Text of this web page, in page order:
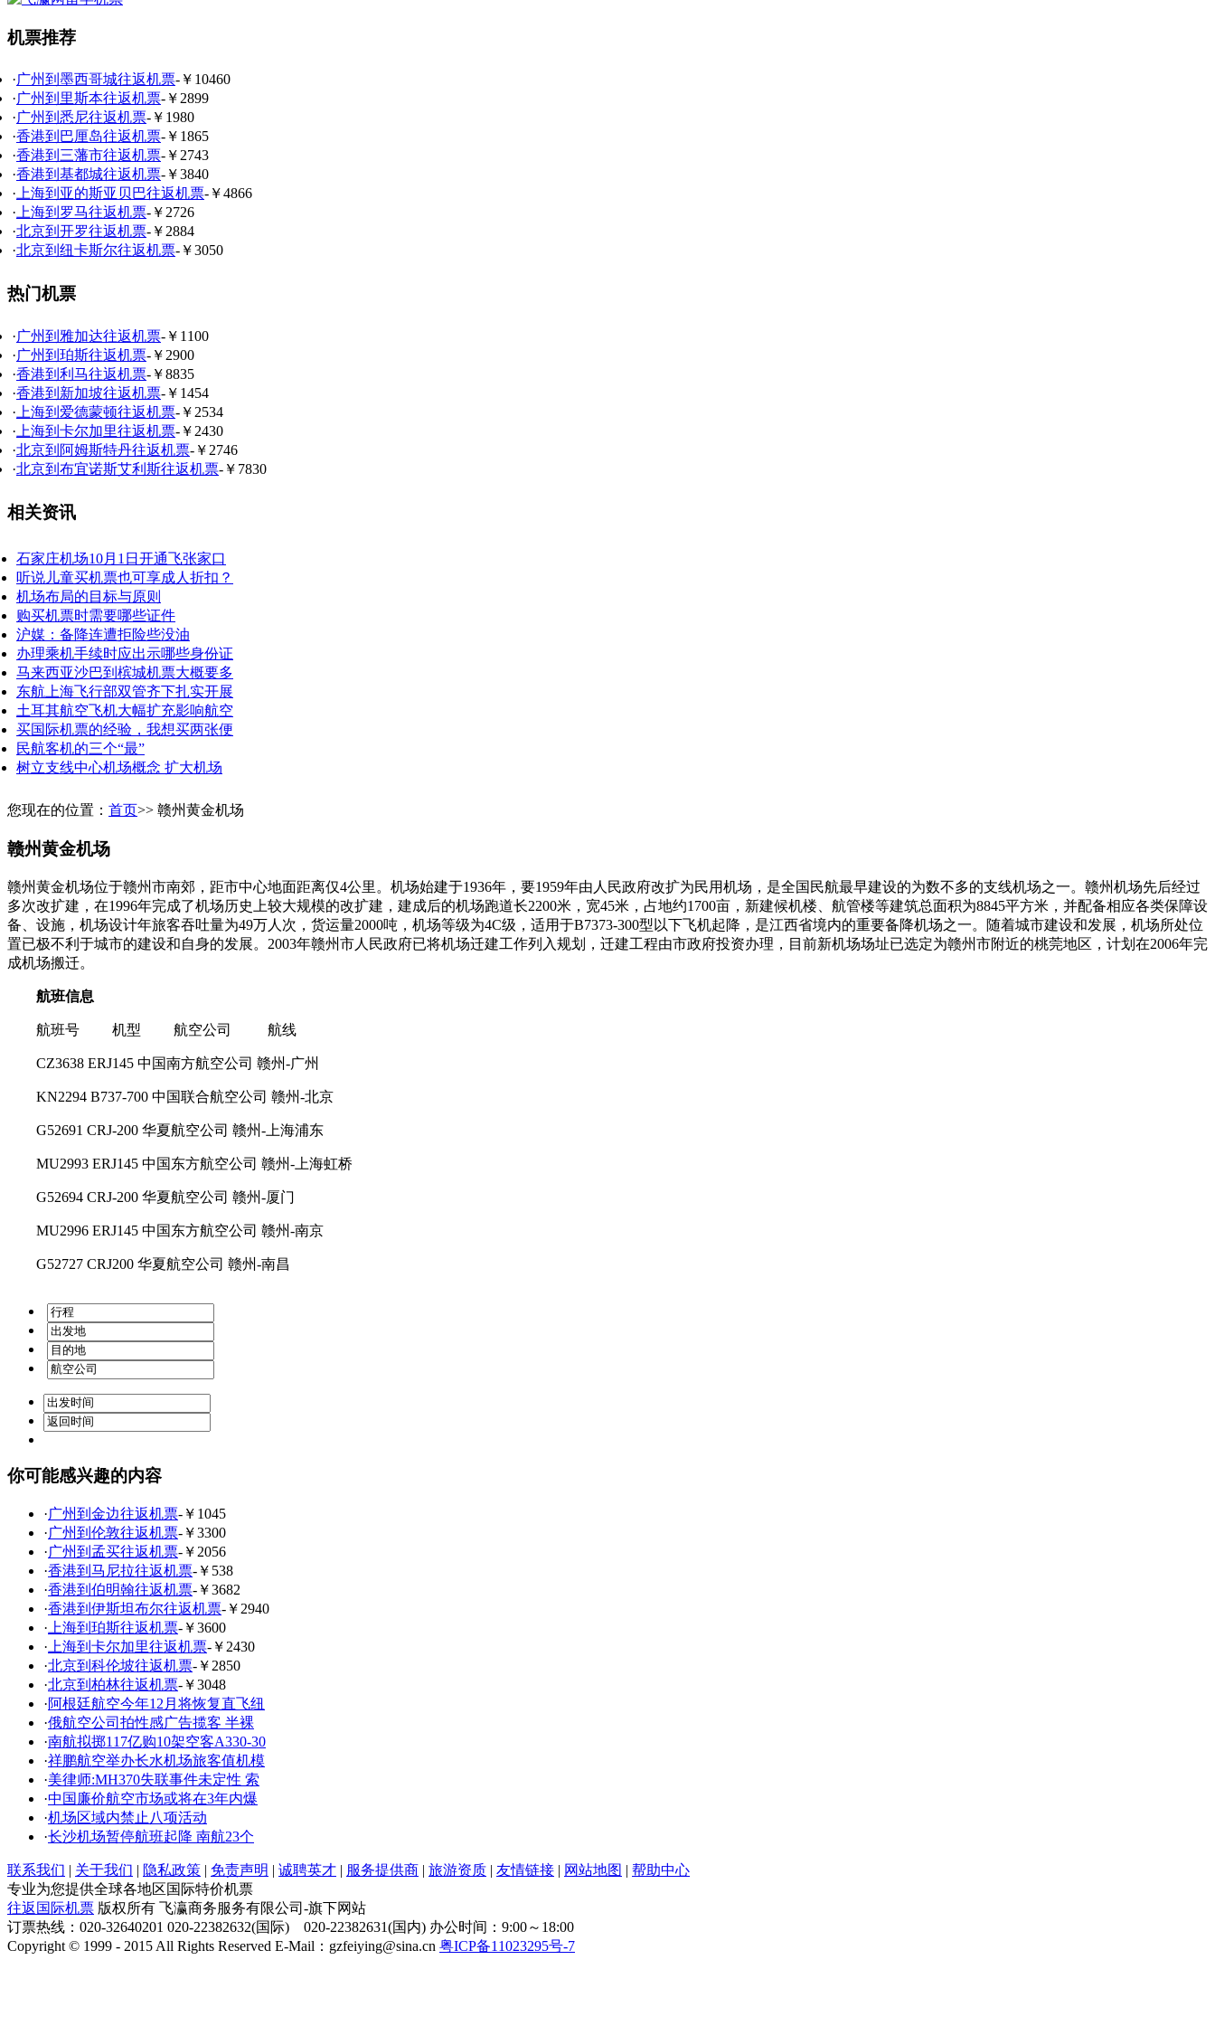
机票推荐
·广州到墨西哥城往返机票-￥10460
·广州到里斯本往返机票-￥2899
·广州到悉尼往返机票-￥1980
·香港到巴厘岛往返机票-￥1865
·香港到三藩市往返机票-￥2743
·香港到基都城往返机票-￥3840
·上海到亚的斯亚贝巴往返机票-￥4866
·上海到罗马往返机票-￥2726
·北京到开罗往返机票-￥2884
·北京到纽卡斯尔往返机票-￥3050
热门机票
·广州到雅加达往返机票-￥1100
·广州到珀斯往返机票-￥2900
·香港到利马往返机票-￥8835
·香港到新加坡往返机票-￥1454
· 上海到爱德蒙顿往返机票-￥2534
· 上海到卡尔加里往返机票-￥2430
·北京到阿姆斯特丹往返机票-￥2746
·北京到布宜诺斯艾利斯往返机票-￥7830
相关资讯
石家庄机场10月1日开通飞张家口
听说儿童买机票也可享成人折扣？
机场布局的目标与原则
购买机票时需要哪些证件
沪媒：备降连遭拒险些没油
办理乘机手续时应出示哪些身份证
马来西亚沙巴到槟城机票大概要多
东航上海飞行部双管齐下扎实开展
土耳其航空飞机大幅扩充影响航空
买国际机票的经验，我想买两张便
民航客机的三个“最”
树立支线中心机场概念 扩大机场
您现在的位置： 首页>> 赣州黄金机场
赣州黄金机场
赣州黄金机场位于赣州市南郊，距市中心地面距离仅4公里。机场始建于1936年，要1959年由人民政府改扩为民用机场，是全国民航最早建设的为数不多的支线机场之一。赣州机场先后经过
多次改扩建，在1996年完成了机场历史上较大规模的改扩建，建成后的机场跑道长2200米，宽45米，占地约1700亩，新建候机楼、航管楼等建筑总面积为8845平方米，并配备相应各类保障设
备、设施，机场设计年旅客吞吐量为49万人次，货运量2000吨，机场等级为4C级，适用于B7373-300型以下飞机起降，是江西省境内的重要备降机场之一。随着城市建设和发展，机场所处位
置已极不利于城市的建设和自身的发展。2003年赣州市人民政府已将机场迁建工作列入规划，迁建工程由市政府投资办理，目前新机场场址已选定为赣州市附近的桃莞地区，计划在2006年完
成机场搬迁。
航班信息
航班号 机型 航空公司 航线
CZ3638 ERJ145 中国南方航空公司 赣州-广州
KN2294 B737-700 中国联合航空公司 赣州-北京
G52691 CRJ-200 华夏航空公司 赣州-上海浦东
MU2993 ERJ145 中国东方航空公司 赣州-上海虹桥
G52694 CRJ-200 华夏航空公司 赣州-厦门
MU2996 ERJ145 中国东方航空公司 赣州-南京
G52727 CRJ200 华夏航空公司 赣州-南昌
你可能感兴趣的内容
·广州到金边往返机票-￥1045
·广州到伦敦往返机票-￥3300
·广州到孟买往返机票-￥2056
·香港到马尼拉往返机票-￥538
·香港到伯明翰往返机票-￥3682
·香港到伊斯坦布尔往返机票-￥2940
· 上海到珀斯往返机票-￥3600
· 上海到卡尔加里往返机票-￥2430
·北京到科伦坡往返机票-￥2850
·北京到柏林往返机票-￥3048
·阿根廷航空今年12月将恢复直飞纽
·俄航空公司拍性感广告揽客 半裸
·南航拟掷117亿购10架空客A330-30
·祥鹏航空举办长水机场旅客值机模
·美律师:MH370失联事件未定性 索
·中国廉价航空市场或将在3年内爆
·机场区域内禁止八项活动
·长沙机场暂停航班起降 南航23个
联系我们 | 关于我们 | 隐私政策 | 免责声明 | 诚聘英才 | 服务提供商 | 旅游资质 | 友情链接 | 网站地图 | 帮助中心
专业为您提供全球各地区国际特价机票
往返国际机票 版权所有 飞瀛商务服务有限公司-旗下网站
订票热线：020-32640201 020-22382632(国际) 020-22382631(国内) 办公时间：9:00～18:00
Copyright © 1999 - 2015 All Rights Reserved E-Mail：gzfeiying@sina.cn 粤ICP备11023295号-7